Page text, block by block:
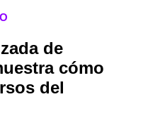
de
cómo
del